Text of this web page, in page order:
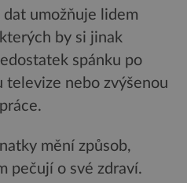
umožňuje lidem
by si jinak
spánku po
televize nebo zvýšenou
mění způsob,
pečují o své zdraví.